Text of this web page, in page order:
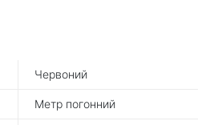
Червоний
Метр погонний